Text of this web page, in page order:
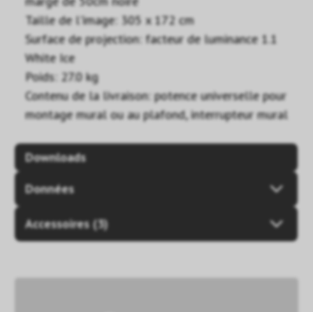
Taille de l'image: 305 x 172 cm
Surface de projection: facteur de luminance 1.1
White Ice
Poids: 27.0 kg
Contenu de la livraison: potence universelle pour
montage mural ou au plafond, interrupteur mural
Downloads
Données
Accessoires (3)